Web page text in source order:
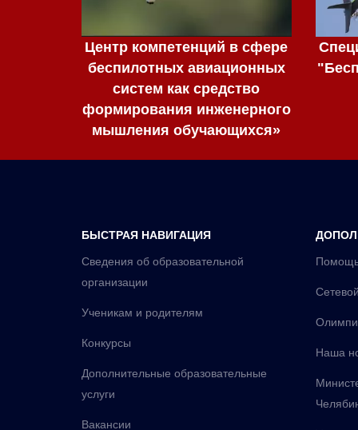
Центр компетенций в сфере
беспилотных авиационных
систем как средство
формирования инженерного
мышления обучающихся»
БЫСТРАЯ НАВИГАЦИЯ
Сведения об образовательной
организации
Ученикам и родителям
Конкурсы
Дополнительные образовательные
услуги
Вакансии
Наша